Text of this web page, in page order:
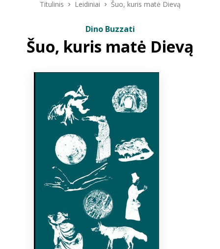
ELVIS atvyksta
Bibliotekoms
Titulinis Leidiniai Šuo, kuris matė Dievą
Dino Buzzati
Šuo, kuris matė Dievą